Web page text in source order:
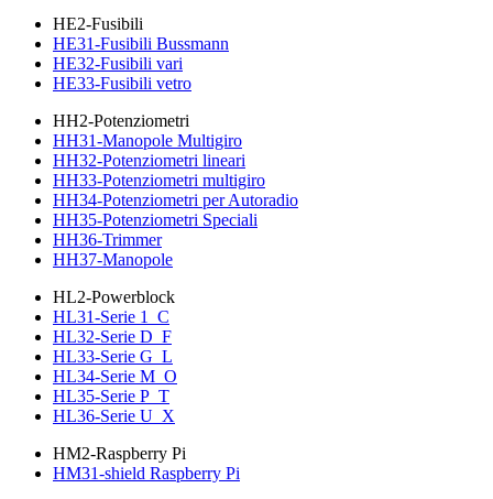
HE2-Fusibili
HE31-Fusibili Bussmann
HE32-Fusibili vari
HE33-Fusibili vetro
HH2-Potenziometri
HH31-Manopole Multigiro
HH32-Potenziometri lineari
HH33-Potenziometri multigiro
HH34-Potenziometri per Autoradio
HH35-Potenziometri Speciali
HH36-Trimmer
HH37-Manopole
HL2-Powerblock
HL31-Serie 1_C
HL32-Serie D_F
HL33-Serie G_L
HL34-Serie M_O
HL35-Serie P_T
HL36-Serie U_X
HM2-Raspberry Pi
HM31-shield Raspberry Pi